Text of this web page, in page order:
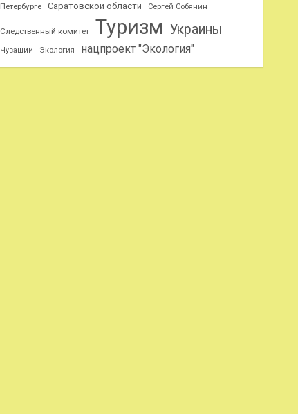
Петербурге
Саратовской области Сергей Собянин
Следственный комитет Туризм Украины
Чувашии Экология нацпроект "Экология"